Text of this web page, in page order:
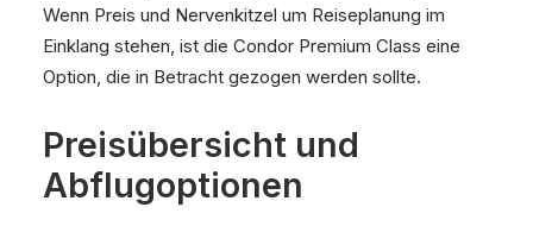
Wenn Preis und Nervenkitzel um Reiseplanung im
Einklang stehen, ist die Condor Premium Class eine
Option, die in Betracht gezogen werden sollte.
Preisübersicht und
Abflugoptionen